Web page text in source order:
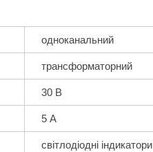
одноканальний
трансформаторний
30 В
5 А
світлодіодні індикатори